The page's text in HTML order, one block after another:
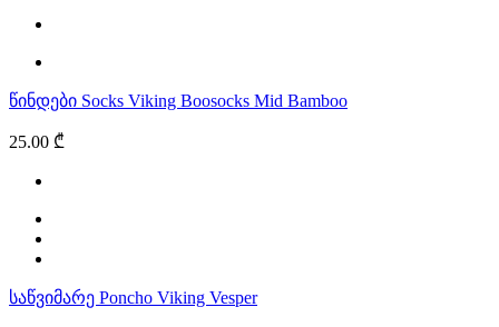
წინდები Socks Viking Boosocks Mid Bamboo
25.00 ₾
საწვიმარე Poncho Viking Vesper